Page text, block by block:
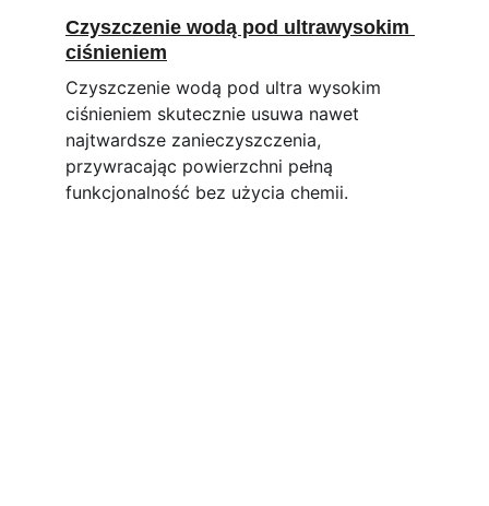
Czyszczenie wodą pod ultrawysokim
ciśnieniem
Czyszczenie wodą pod ultra wysokim
ciśnieniem skutecznie usuwa nawet
najtwardsze zanieczyszczenia,
przywracając powierzchni pełną
funkcjonalność bez użycia chemii.